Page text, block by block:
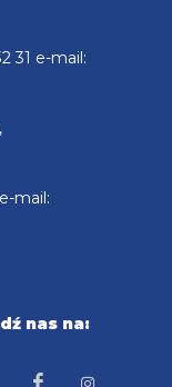
31 e-mail:
mail:
nas na: